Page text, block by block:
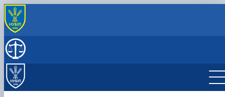
ПРО КАФЕДРУ
Освітньо-професійна програма підготовки
Організація освітнього процесу
НАУКОВА РОБОТА
Наукова робота кафедри
ПРАКТИЧНА ПІДГОТОВКА